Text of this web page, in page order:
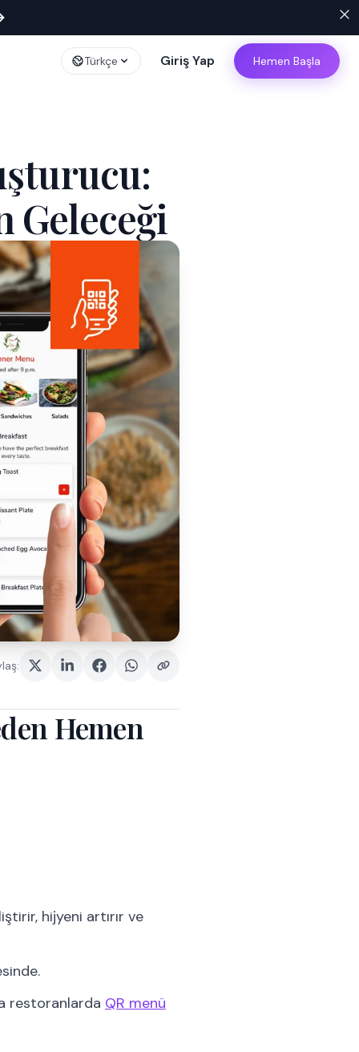
Türkçe Giriş Yap Hemen Başla
Geleceği
:
Hemen
hijyeni artırır ve
restoranlarda QR menü